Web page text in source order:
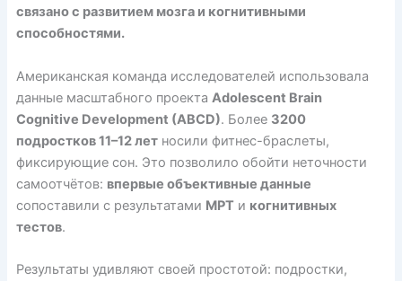
связано с развитием мозга и когнитивными
способностями.
Американская команда исследователей использовала
данные масштабного проекта Adolescent Brain
Cognitive Development (ABCD). Более 3200
подростков 11–12 летносили фитнес-браслеты,
фиксирующие сон. Это позволило обойти неточности
самоотчётов: впервые объективные данные
сопоставили с результатами МРТи когнитивных
тестов.
Результаты удивляют своей простотой: подростки,